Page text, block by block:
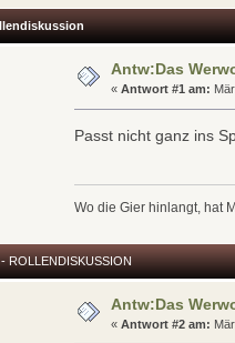
Antw:Das
«Antwort #1 am:
Passt nicht ganz ins
Wo die Gier hinlangt, hat
ROLLENDISKUSSION
Antw:Das
«Antwort #2 am: